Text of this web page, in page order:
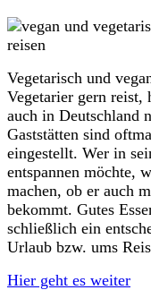
Vegetarisch und
Vegetarier gern reist,
auch in Deutschland
Gaststätten sind
eingestellt. Wer in
entspannen möchte,
machen, ob er auch
bekommt. Gutes
schließlich ein
Urlaub bzw. ums
Hier geht es weiter